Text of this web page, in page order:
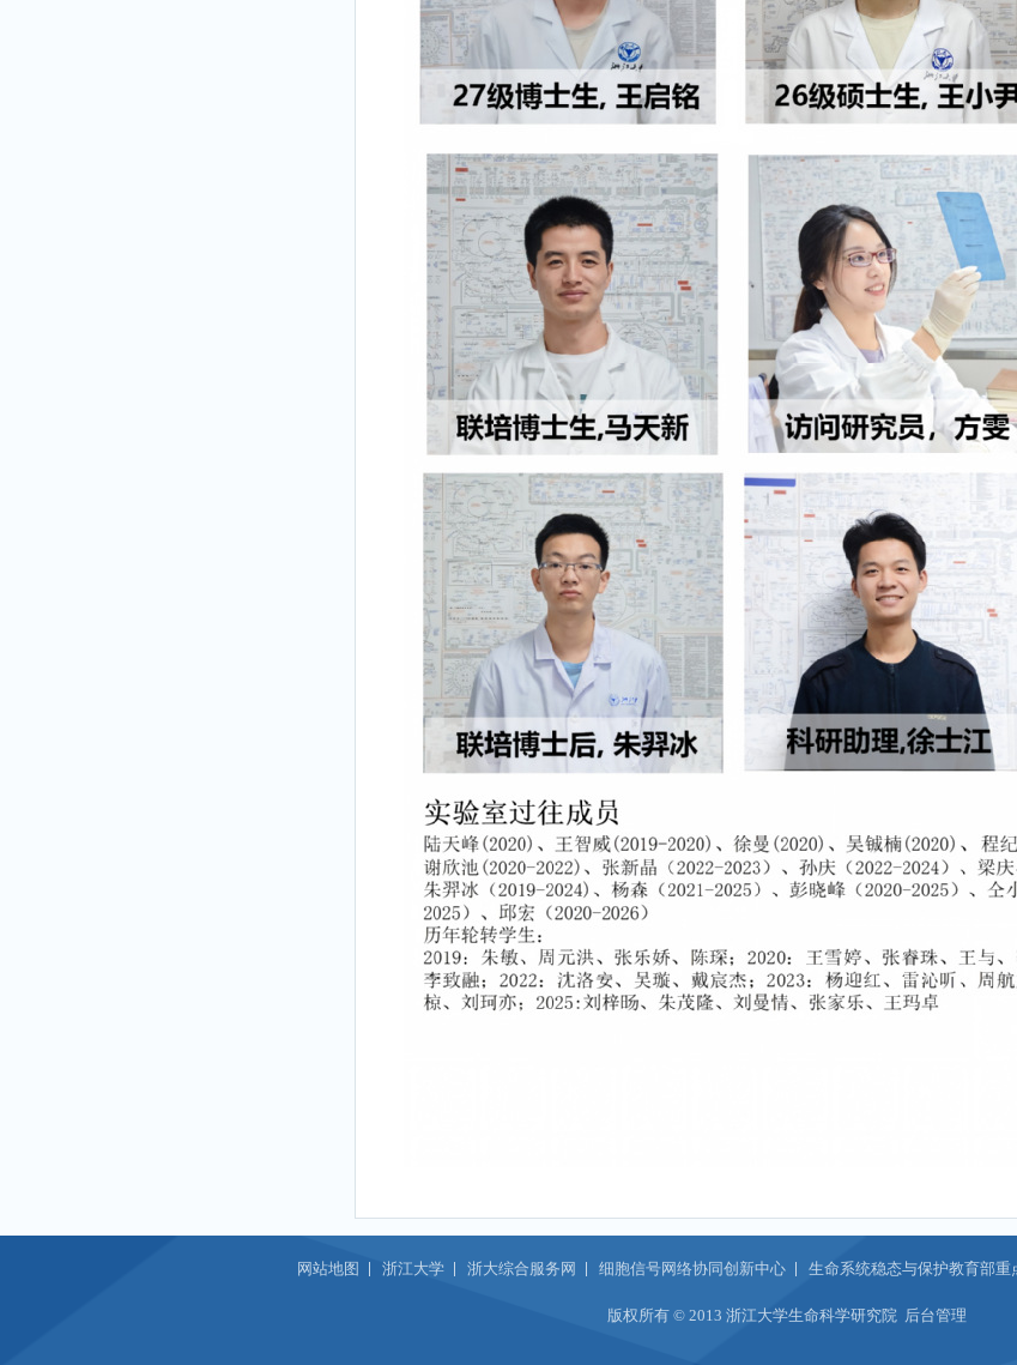
网站地图 浙江大学 浙大综合服务网 细胞信号网络协同创新中心 生命系统稳态与保护教育部重
版权所有 © 2013 浙江大学生命科学研究院 后台管理